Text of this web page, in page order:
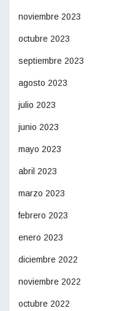
noviembre 2023
octubre 2023
septiembre 2023
agosto 2023
julio 2023
junio 2023
mayo 2023
abril 2023
marzo 2023
febrero 2023
enero 2023
diciembre 2022
noviembre 2022
octubre 2022